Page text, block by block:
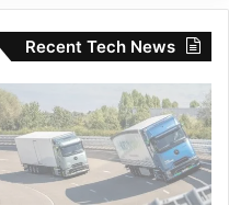
Recent Tech News